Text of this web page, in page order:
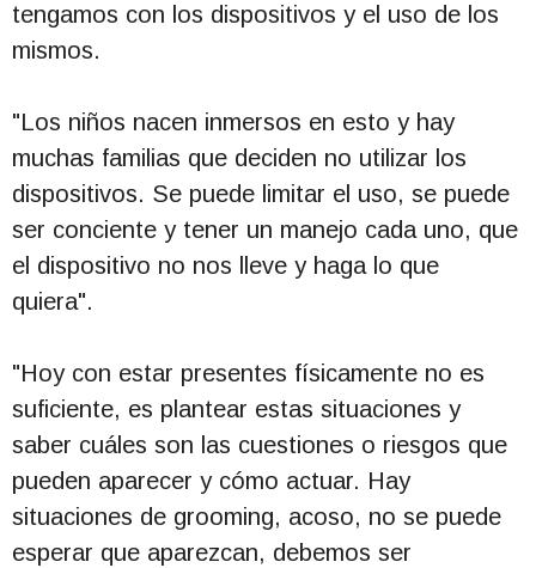
tengamos con los dispositivos y el uso de los
mismos.
"Los niños nacen inmersos en esto y hay
muchas familias que deciden no utilizar los
dispositivos. Se puede limitar el uso, se puede
ser conciente y tener un manejo cada uno, que
el dispositivo no nos lleve y haga lo que
quiera".
"Hoy con estar presentes físicamente no es
suficiente, es plantear estas situaciones y
saber cuáles son las cuestiones o riesgos que
pueden aparecer y cómo actuar. Hay
situaciones de grooming, acoso, no se puede
esperar que aparezcan, debemos ser